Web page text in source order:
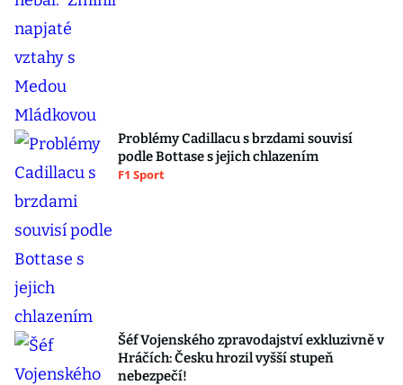
Problémy Cadillacu s brzdami souvisí
podle Bottase s jejich chlazením
F1 Sport
Šéf Vojenského zpravodajství exkluzivně v
Hráčích: Česku hrozil vyšší stupeň
nebezpečí!